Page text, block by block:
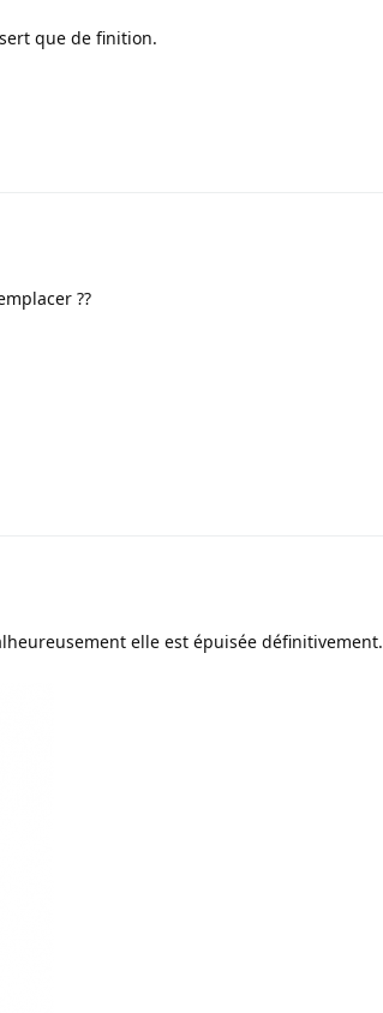
que de finition.
??
elle est épuisée définitivement.